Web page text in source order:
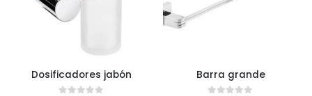
Dosificadores jabón Barra grande